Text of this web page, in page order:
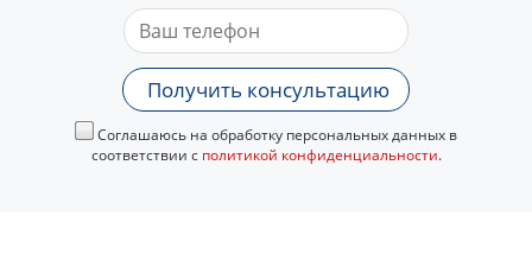
Получить консультацию
Соглашаюсь на обработку персональных данных в
соответствии с политикой конфиденциальности.